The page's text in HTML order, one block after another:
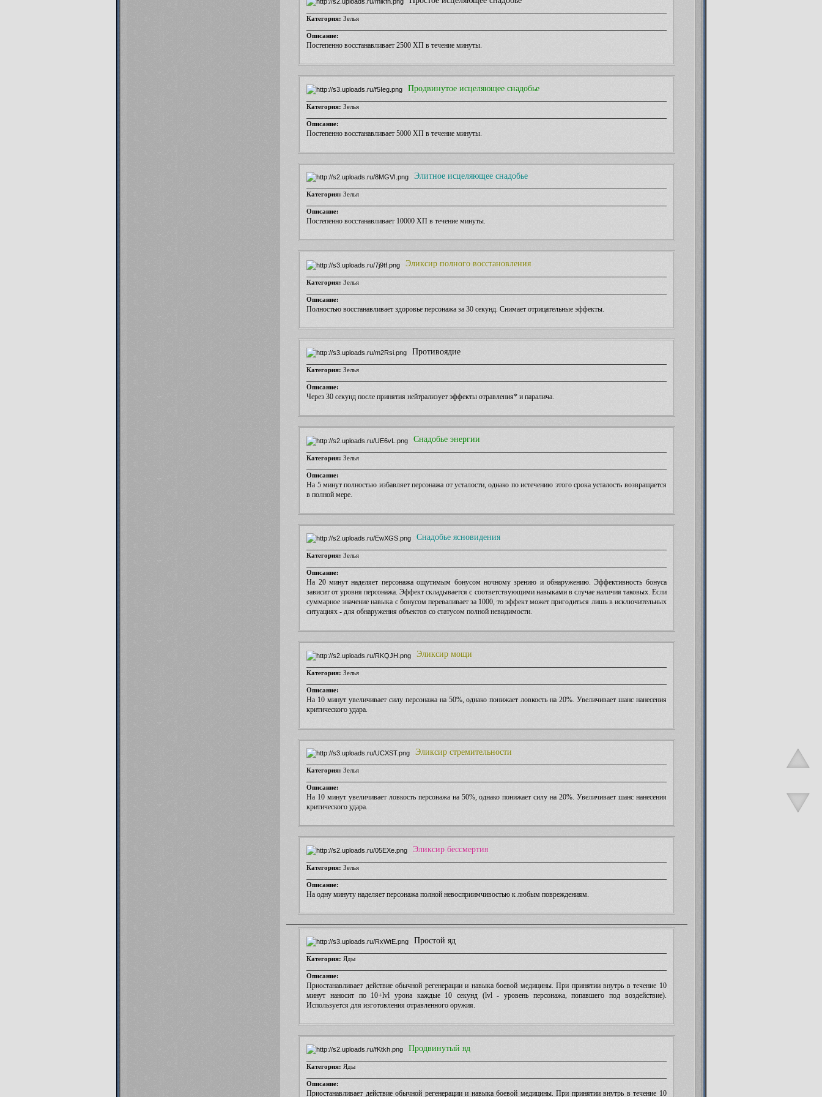
Мы ме-е-едленно и со скрипом открываем свои двери. В администрации далеко не одна Венди слоупок, просто она наиболее честна и
Категория: Зелья
Описание:
Постепенно восстанавливает 2500 ХП в течение минуты.
Продвинутое исцеляющее снадобье
Категория: Зелья
Описание:
Постепенно восстанавливает 5000 ХП в течение минуты.
Элитное исцеляющее снадобье
Категория: Зелья
Описание:
Постепенно восстанавливает 10000 ХП в течение минуты.
Эликсир полного восстановления
Категория: Зелья
Описание:
Полностью восстанавливает здоровье персонажа за 30 секунд. Снимает отрицательные эффекты.
Противоядие
Категория: Зелья
Описание:
Через 30 секунд после принятия нейтрализует эффекты отравления* и паралича.
Снадобье энергии
Категория: Зелья
Описание:
На 5 минут полностью избавляет персонажа от усталости, однако по истечению этого срока усталость возвращается
в полной мере.
Снадобье ясновидения
Категория: Зелья
Описание:
На 20 минут наделяет персонажа ощутимым бонусом ночному зрению и обнаружению. Эффективность бонуса
зависит от уровня персонажа. Эффект складывается с соответствующими навыками в случае наличия таковых. Если
суммарное значение навыка с бонусом переваливает за 1000, то эффект может пригодиться лишь в исключительных
ситуациях - для обнаружения объектов со статусом полной невидимости.
Эликсир мощи
Категория: Зелья
Описание:
На 10 минут увеличивает силу персонажа на 50%, однако понижает ловкость на 20%. Увеличивает шанс нанесения
критического удара.
Эликсир стремительности
Категория: Зелья
Описание:
На 10 минут увеличивает ловкость персонажа на 50%, однако понижает силу на 20%. Увеличивает шанс нанесения
критического удара.
Эликсир бессмертия
Категория: Зелья
Описание:
На одну минуту наделяет персонажа полной невосприимчивостью к любым повреждениям.
Простой яд
Категория: Яды
Описание:
Приостанавливает действие обычной регенерации и навыка боевой медицины. При принятии внутрь в течение 10
минут наносит по 10+lvl урона каждые 10 секунд (lvl - уровень персонажа, попавшего под воздействие).
Используется для изготовления отравленного оружия.
Продвинутый яд
Категория: Яды
Описание:
Приостанавливает действие обычной регенерации и навыка боевой медицины. При принятии внутрь в течение 10